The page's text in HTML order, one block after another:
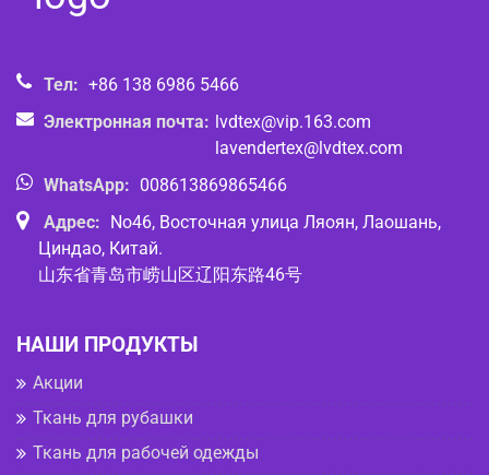
Тел: +86 138 6986 5466
Электронная почта: lvdtex@vip.163.com
lavendertex@lvdtex.com
WhatsApp: 008613869865466
Адрес: No46, Восточная улица Ляоян, Лаошань,
Циндао, Китай.
山东省青岛市崂山区辽阳东路46号
НАШИ ПРОДУКТЫ
Акции
Ткань для рубашки
Ткань для рабочей одежды